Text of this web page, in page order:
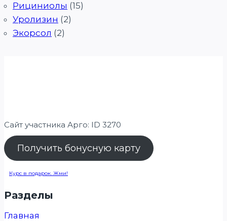
Рициниолы (15)
Уролизин (2)
Экорсол (2)
Сайт участника Арго: ID 3270
Получить бонусную карту
Курс в подарок. Жми!
Разделы
Главная